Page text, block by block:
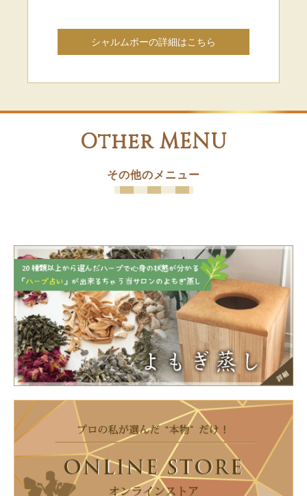
シャルムボーの詳細はこちら
Other MENU
その他のメニュー